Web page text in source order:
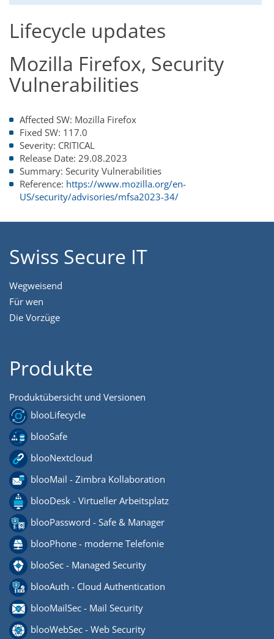
Lifecycle updates
Mozilla Firefox, Security
Vulnerabilities
Affected SW: Mozilla Firefox
Fixed SW: 117.0
Severity: CRITICAL
Release Date: 29.08.2023
Summary: Security Vulnerabilities
Reference: https://www.mozilla.org/en-
US/security/advisories/mfsa2023-34/
Swiss Secure IT
Wegweisend
Für wen
Die Vorzüge
Produkte
Produktübersicht und Versionen
blooLifecycle
blooSafe
blooNextcloud
blooMail - Zimbra Kollaboration
blooDesk - Virtueller Arbeitsplatz
blooPassword - Safe & Manager
blooPhone - moderne Telefonie
blooSec - Managed Security
blooAuth - Cloud Authentication
blooMailSec - Mail Security
blooWebSec - Web Security